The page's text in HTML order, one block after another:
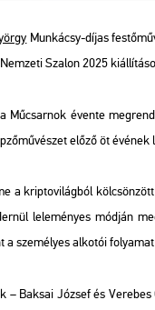
Mun­ká­csy-díjas
Sza­lon 2025
Mű­csar­nok éven­te
előző öt
a kript­ovi­lág­ból
le­le­mé­nyes mód­ján
a sze­mé­lyes al­ko­tói
– Bak­sai Jó­zsef és